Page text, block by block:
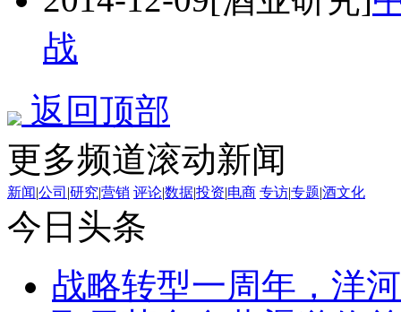
战
返回顶部
更多频道滚动新闻
新闻|公司 |研究|营销 评论|数据|投资|电商 专访|专题|酒文化
今日头条
战略转型一周年，洋